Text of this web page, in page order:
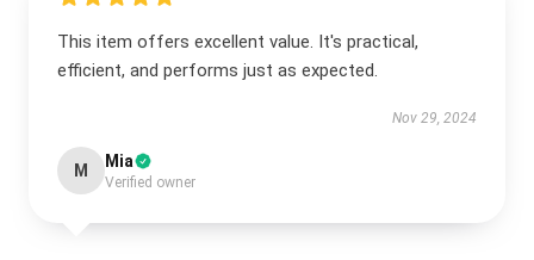
This item offers excellent value. It's practical,
efficient, and performs just as expected.
Nov 29, 2024
M Mia
Verified owner